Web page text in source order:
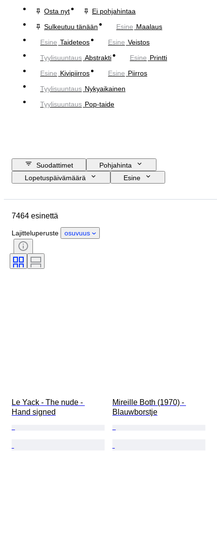
Osta nyt
Ei pohjahintaa
Sulkeutuu tänään
Esine Maalaus
Esine Taideteos Esine Veistos
Tyylisuuntaus Abstrakti Esine Printti
Esine Kivipiirros Esine Piirros
Tyylisuuntaus Nykyaikainen
Tyylisuuntaus Pop-taide
Suodattimet
Pohjahinta
Lopetuspäivämäärä
Esine
Aihe
Myyjä
7464 esinettä
Lajitteluperuste osuvuus
Le Yack - The nude -
Hand signed
Mireille Both (1970) -
Blauwborstje